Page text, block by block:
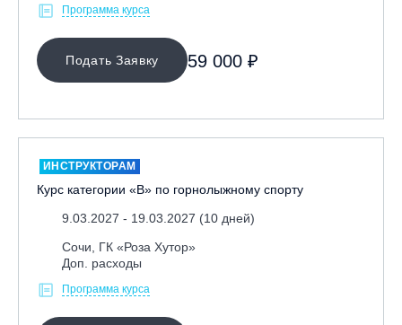
Программа курса
Подать Заявку 59 000 ₽
ИНСТРУКТОРАМ
Курс категории «В» по горнолыжному спорту
9.03.2027 - 19.03.2027 (10 дней)
Сочи, ГК «Роза Хутор»
Доп. расходы
Программа курса